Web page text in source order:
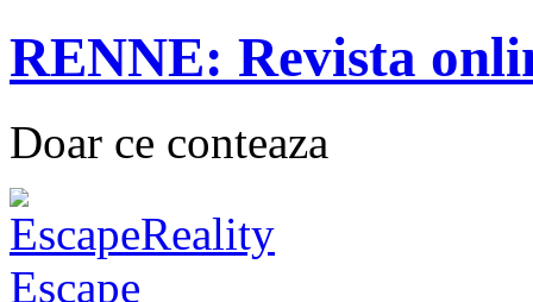
RENNE: Revista
Doar ce conteaza